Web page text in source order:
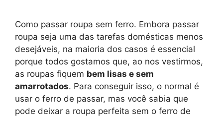
Como passar roupa sem ferro. Embora passar
roupa seja uma das tarefas domésticas menos
desejáveis, na maioria dos casos é essencial
porque todos gostamos que, ao nos vestirmos,
as roupas fiquem bem lisas e sem
amarrotados. Para conseguir isso, o normal é
usar o ferro de passar, mas você sabia que
pode deixar a roupa perfeita sem o ferro de